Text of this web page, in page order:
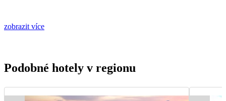
zobrazit více
Podobné hotely v regionu